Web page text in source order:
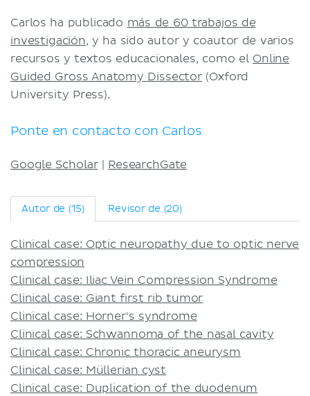
Carlos ha publicado más de 60 trabajos de
investigación, y ha sido autor y coautor de varios
recursos y textos educacionales, como el Online
Guided Gross Anatomy Dissector (Oxford
University Press).
Ponte en contacto con Carlos
Google Scholar| ResearchGate
Autor de (15) Revisor de (20)
Clinical case: Optic neuropathy due to optic nerve
compression
Clinical case: Iliac Vein Compression Syndrome
Clinical case: Giant first rib tumor
Clinical case: Horner's syndrome
Clinical case: Schwannoma of the nasal cavity
Clinical case: Chronic thoracic aneurysm
Clinical case: Müllerian cyst
Clinical case: Duplication of the duodenum